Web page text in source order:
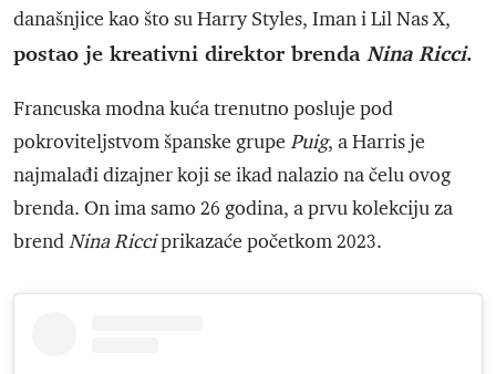
današnjice kao što su Harry Styles, Iman i Lil Nas X,
postao je kreativni direktor brenda Nina Ricci.
Francuska modna kuća trenutno posluje pod
pokroviteljstvom španske grupe Puig, a Harris je
najmalađi dizajner koji se ikad nalazio na čelu ovog
brenda. On ima samo 26 godina, a prvu kolekciju za
brendNina Ricciprikazaće početkom 2023.